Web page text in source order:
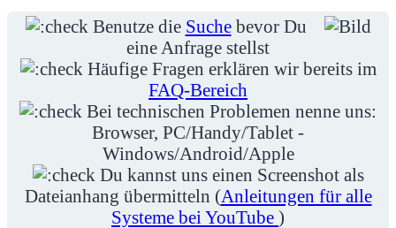
Benutze die Suchebevor Du
eine Anfrage stellst
Häufige Fragen erklären wir bereits im
FAQ-Bereich
Bei technischen Problemen nenne uns:
Browser, PC/Handy/Tablet -
Windows/Android/Apple
Du kannst uns einen Screenshot als
Dateianhang übermitteln (Anleitungen für alle
Systeme bei YouTube )